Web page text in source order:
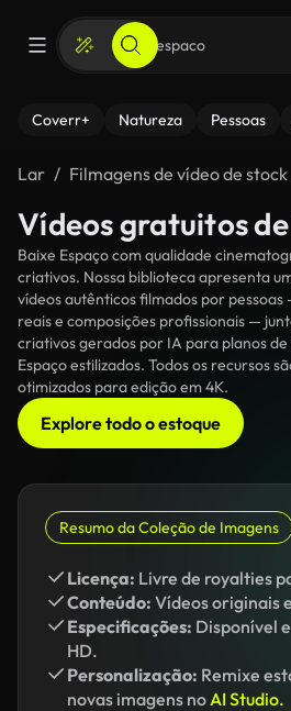
Coverr+ Natureza Pessoas
Lar Filmagens de vídeo de stock
Vídeos gratuitos
Baixe Espaço com qualidade
criativos. Nossa biblioteca apresenta
vídeos autênticos filmados por
reais e composições profissionais —
criativos gerados por IA para planos de
Espaço estilizados. Todos os recursos
otimizados para edição em 4K.
Explore todo o estoque
Resumo da Coleção de Imagens
Licença: Livre de royalties
Conteúdo: Vídeos originais
Especificações: Disponível
HD.
Personalização: Remixe
novas imagens noAI Studio.